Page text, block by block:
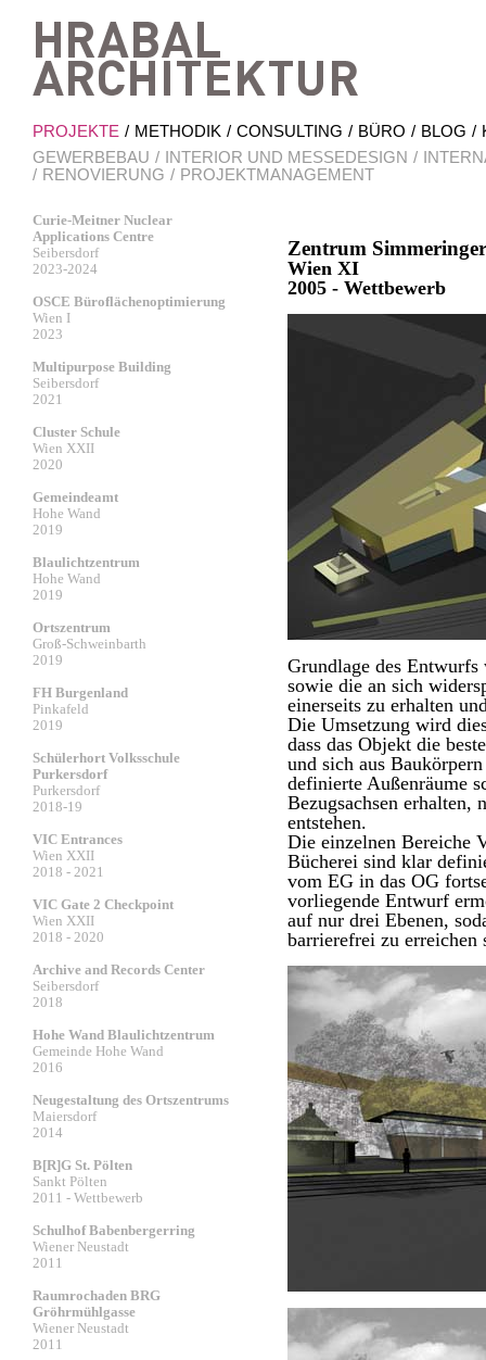
PROJEKTE METHODIK CONSULTING BÜRO BLOG
GEWERBEBAU
INTERIOR UND MESSEDESIGN
RENOVIERUNG
PROJEKTMANAGEMENT
Curie-Meitner Nuclear
Applications Centre
Seibersdorf
2023-2024
OSCE Büroflächenoptimierung
Wien I
2023
Multipurpose Building
Seibersdorf
2021
Cluster Schule
Wien XXII
2020
Gemeindeamt
Hohe Wand
2019
Blaulichtzentrum
Hohe Wand
2019
Ortszentrum
Groß-Schweinbarth
2019
FH Burgenland
Pinkafeld
2019
Schülerhort Volksschule
Purkersdorf
Purkersdorf
2018-19
VIC Entrances
Wien XXII
2018 - 2021
VIC Gate 2 Checkpoint
Wien XXII
2018 - 2020
Archive and Records Center
Seibersdorf
2018
Hohe Wand Blaulichtzentrum
Gemeinde Hohe Wand
2016
Neugestaltung des Ortszentrums
Maiersdorf
2014
B[R]G St. Pölten
Sankt Pölten
2011 - Wettbewerb
Schulhof Babenbergerring
Wiener Neustadt
2011
Raumrochaden BRG
Gröhrmühlgasse
Wiener Neustadt
2011
Zentrum
Wien XI
2005 - Wettbewerb
Grundlage des
sowie die an sich
einerseits zu erhalten
Die Umsetzung wird
dass das Objekt die
und sich aus
definierte Außenräume
Bezugsachsen erhalten,
entstehen.
Die einzelnen Bereiche
Bücherei sind klar
vom EG in das OG
vorliegende Entwurf
auf nur drei Ebenen,
barrierefrei zu erreichen